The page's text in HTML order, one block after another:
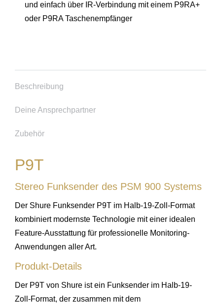
und einfach über IR-Verbindung mit einem P9RA+
oder P9RA Taschenempfänger
Beschreibung
Deine Ansprechpartner
Zubehör
P9T
Stereo Funksender des PSM 900 Systems
Der Shure Funksender P9T im Halb-19-Zoll-Format
kombiniert modernste Technologie mit einer idealen
Feature-Ausstattung für professionelle Monitoring-
Anwendungen aller Art.
Produkt-Details
Der P9T von Shure ist ein Funksender im Halb-19-
Zoll-Format, der zusammen mit dem